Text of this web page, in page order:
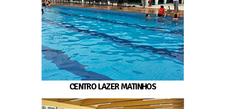
CENTRO LAZER MATINHOS